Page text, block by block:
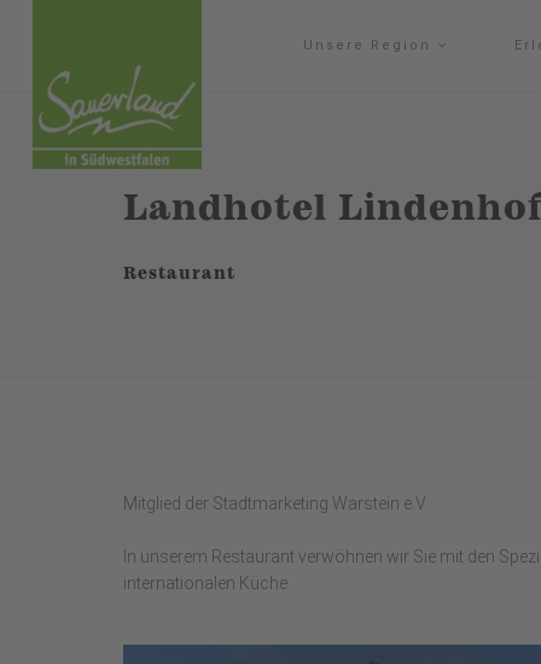
Unsere Region
Landhotel
Restaurant
Mitglied der Stadtmarketing Warstein e.V.
In unserem Restaurant verwöhnen wir Sie mit den
internationalen Küche.